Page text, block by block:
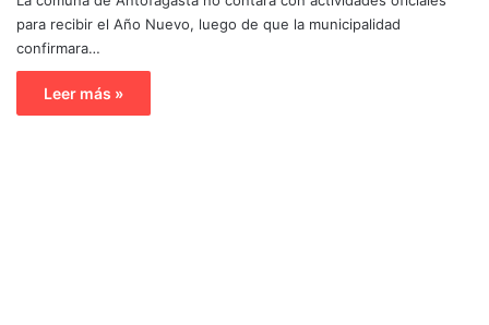
para recibir el Año Nuevo, luego de que la municipalidad
confirmara…
Leer más »